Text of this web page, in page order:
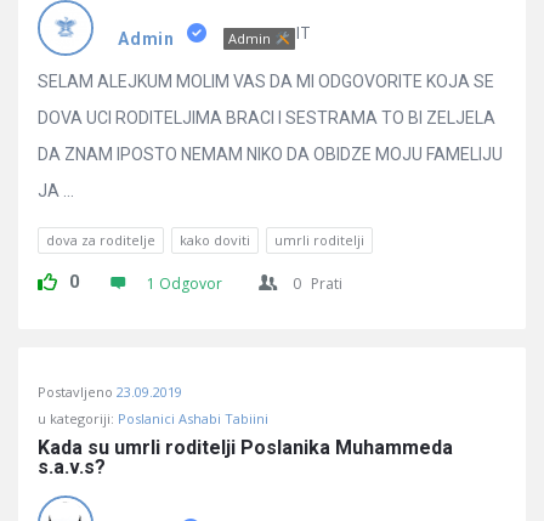
Admin Admin IT
SELAM ALEJKUM MOLIM VAS DA MI ODGOVORITE KOJA SE
DOVA UCI RODITELJIMA BRACI I SESTRAMA TO BI ZELJELA
DA ZNAM IPOSTO NEMAM NIKO DA OBIDZE MOJU FAMELIJU
JA ...
dova za roditelje kako doviti umrli roditelji
0 1 Odgovor 0 Prati
Postavljeno 23.09.2019
u kategoriji: Poslanici Ashabi Tabiini
Kada su umrli roditelji Poslanika Muhammeda
s.a.v.s?